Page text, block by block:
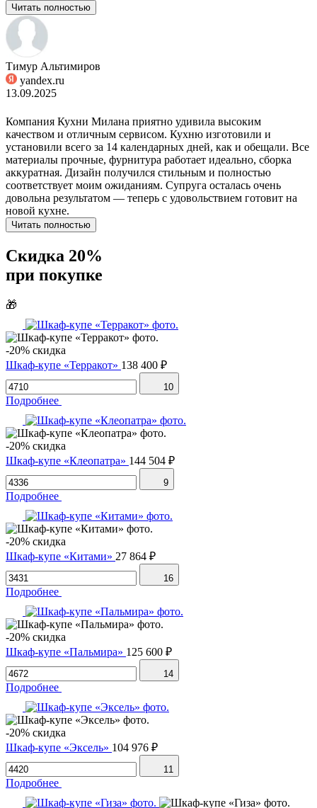
Читать полностью
Тимур Альтимиров
yandex.ru
13.09.2025
Компания Кухни Милана приятно удивила высоким
качеством и отличным сервисом. Кухню изготовили и
установили всего за 14 календарных дней, как и обещали. Все
материалы прочные, фурнитура работает идеально, сборка
аккуратная. Дизайн получился стильным и полностью
соответствует моим ожиданиям. Супруга осталась очень
довольна результатом — теперь с удовольствием готовит на
новой кухне.
Читать полностью
Скидка 20%
при покупке
🎁
-20% скидка
Шкаф-купе «Терракот» 138 400 ₽
10
Подробнее
-20% скидка
Шкаф-купе «Клеопатра» 144 504 ₽
9
Подробнее
-20% скидка
Шкаф-купе «Китами» 27 864 ₽
16
Подробнее
-20% скидка
Шкаф-купе «Пальмира» 125 600 ₽
14
Подробнее
-20% скидка
Шкаф-купе «Эксель» 104 976 ₽
11
Подробнее